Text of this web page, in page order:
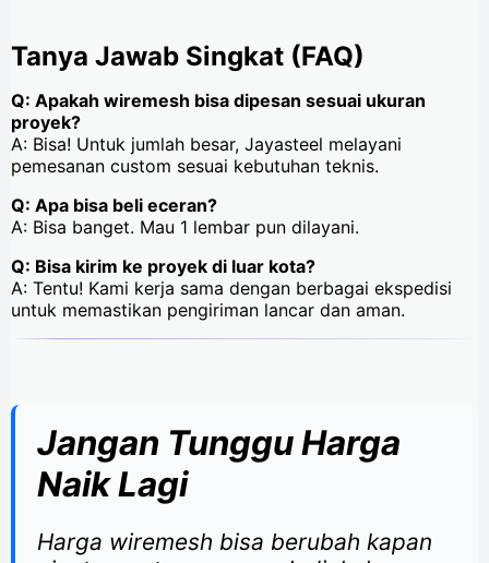
Tanya Jawab Singkat (FAQ)
Q: Apakah wiremesh bisa dipesan sesuai ukuran
proyek?
A: Bisa! Untuk jumlah besar, Jayasteel melayani
pemesanan custom sesuai kebutuhan teknis.
Q: Apa bisa beli eceran?
A: Bisa banget. Mau 1 lembar pun dilayani.
Q: Bisa kirim ke proyek di luar kota?
A: Tentu! Kami kerja sama dengan berbagai ekspedisi
untuk memastikan pengiriman lancar dan aman.
Jangan Tunggu Harga
Naik Lagi
Harga wiremesh bisa berubah kapan